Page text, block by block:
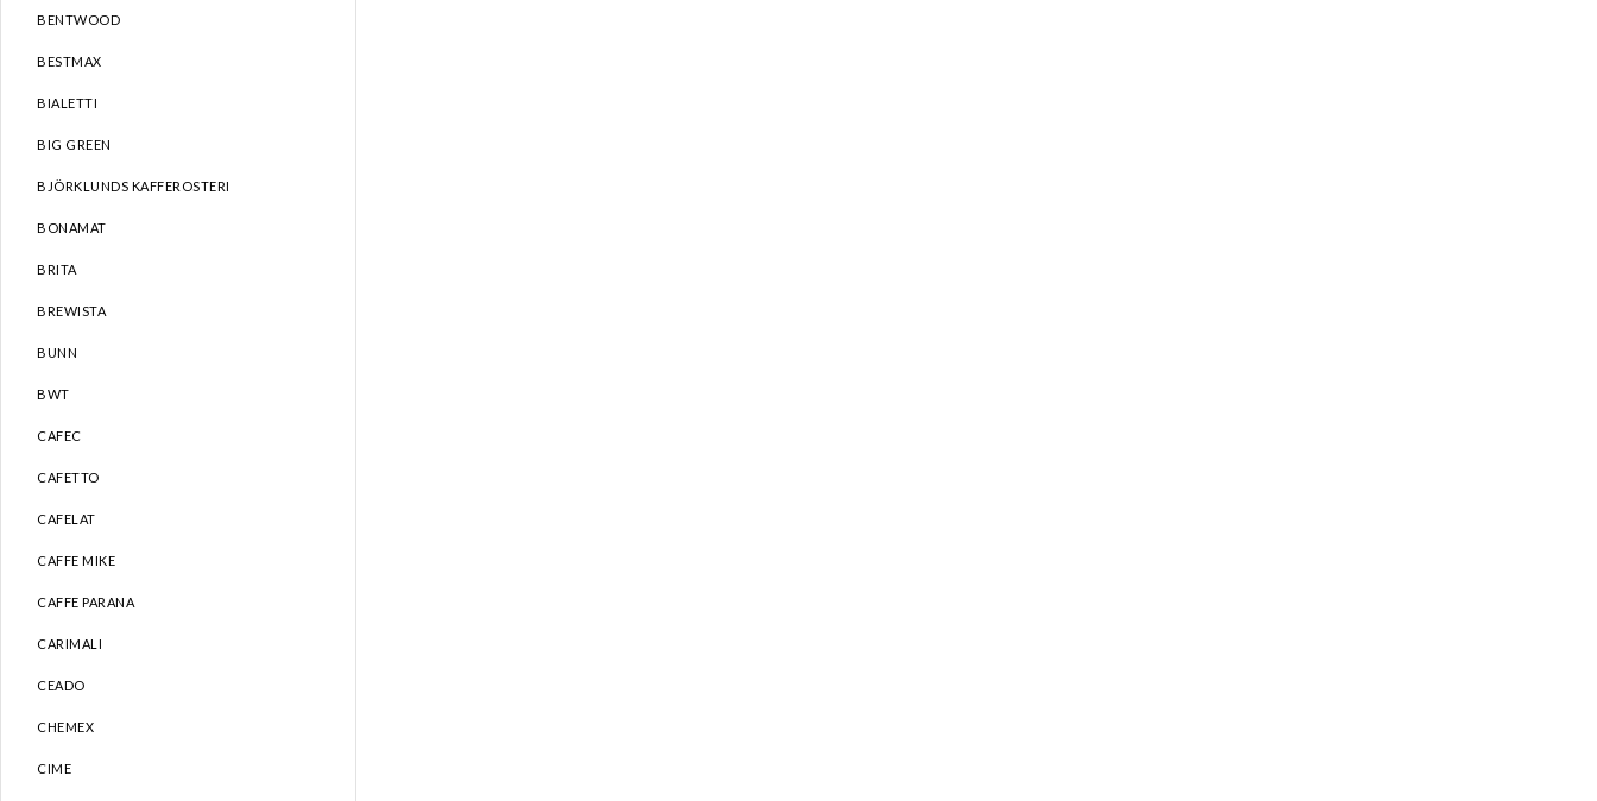
BENTWOOD
BESTMAX
BIALETTI
BIG GREEN
BJÖRKLUNDS KAFFEROSTERI
BONAMAT
BRITA
BREWISTA
BUNN
BWT
CAFEC
CAFETTO
CAFELAT
CAFFE MIKE
CAFFE PARANA
CARIMALI
CEADO
CHEMEX
CIME